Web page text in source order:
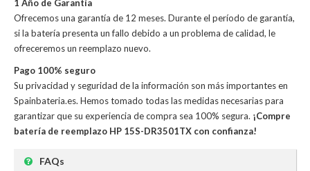
1 Año de Garantía
Ofrecemos una garantía de 12 meses. Durante el período de garantía,
si la batería presenta un fallo debido a un problema de calidad, le
ofreceremos un reemplazo nuevo.
Pago 100% seguro
Su privacidad y seguridad de la información son más importantes en
Spainbateria.es. Hemos tomado todas las medidas necesarias para
garantizar que su experiencia de compra sea 100% segura. ¡Compre
batería de reemplazo HP 15S-DR3501TX con confianza!
FAQs